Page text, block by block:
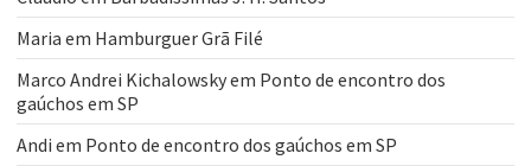
Maria em Hamburguer Grã Filé
Marco Andrei Kichalowskyem Ponto de encontro dos
gaúchos em SP
Andi em Ponto de encontro dos gaúchos em SP